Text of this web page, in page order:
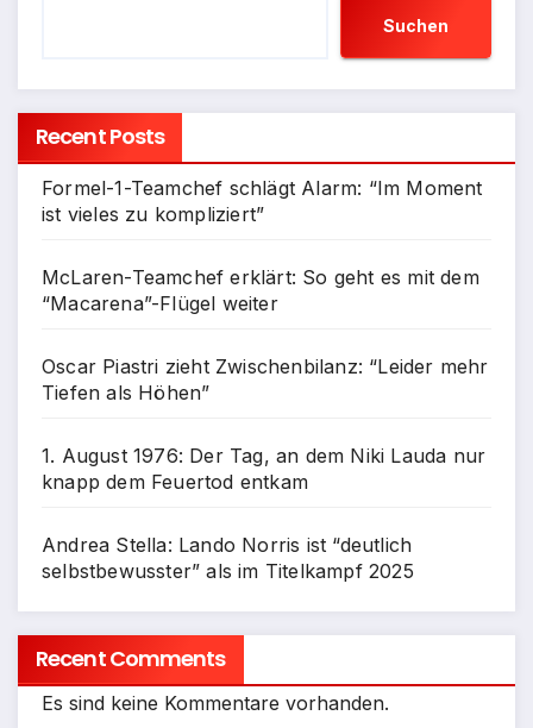
Suchen
Recent Posts
Formel-1-Teamchef schlägt Alarm: “Im Moment
ist vieles zu kompliziert”
McLaren-Teamchef erklärt: So geht es mit dem
“Macarena”-Flügel weiter
Oscar Piastri zieht Zwischenbilanz: “Leider mehr
Tiefen als Höhen”
1. August 1976: Der Tag, an dem Niki Lauda nur
knapp dem Feuertod entkam
Andrea Stella: Lando Norris ist “deutlich
selbstbewusster” als im Titelkampf 2025
Recent Comments
Es sind keine Kommentare vorhanden.